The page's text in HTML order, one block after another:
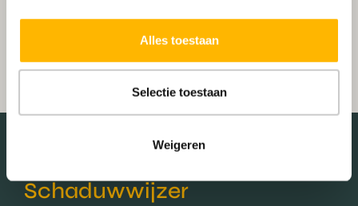
Alles toestaan
Selectie toestaan
Weigeren
Schaduwwijzer